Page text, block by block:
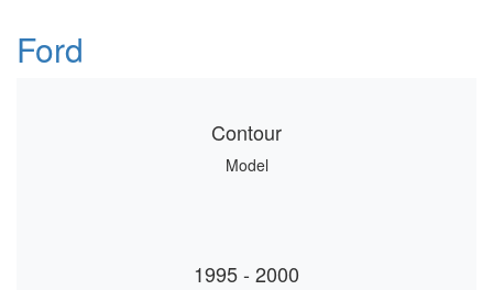
Ford
Contour
Model
1995 - 2000